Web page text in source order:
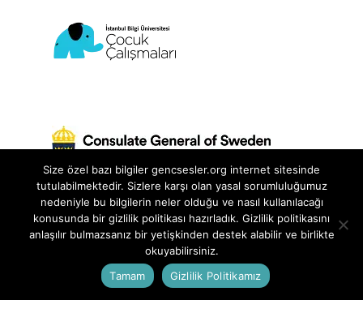
Genç Sesler Projesi, İstanbul Bilgi Üniversitesi
Çocuk Çalışmaları Birimi ve İstanbul İsveç
Başkonsolosluğu ortaklığında
Size özel bazı bilgiler gencsesler.org internet sitesinde
tutulabilmektedir. Sizlere karşı olan yasal sorumluluğumuz
nedeniyle bu bilgilerin neler olduğu ve nasıl kullanılacağı
konusunda bir gizlilik politikası hazırladık. Gizlilik politikasını
anlaşılır bulmazsanız bir yetişkinden destek alabilir ve birlikte
okuyabilirsiniz.
Tamam
Gizlilik Politikamız